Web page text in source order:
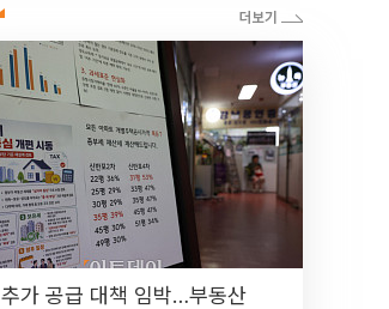
추가 공급 대책 임박…부동산